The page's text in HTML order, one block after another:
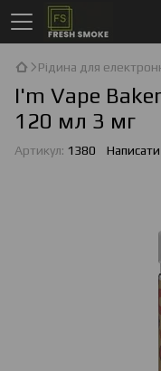
Рідина для
I'm Vape
120 мл 3 мг
Артикул: 1380 Написати